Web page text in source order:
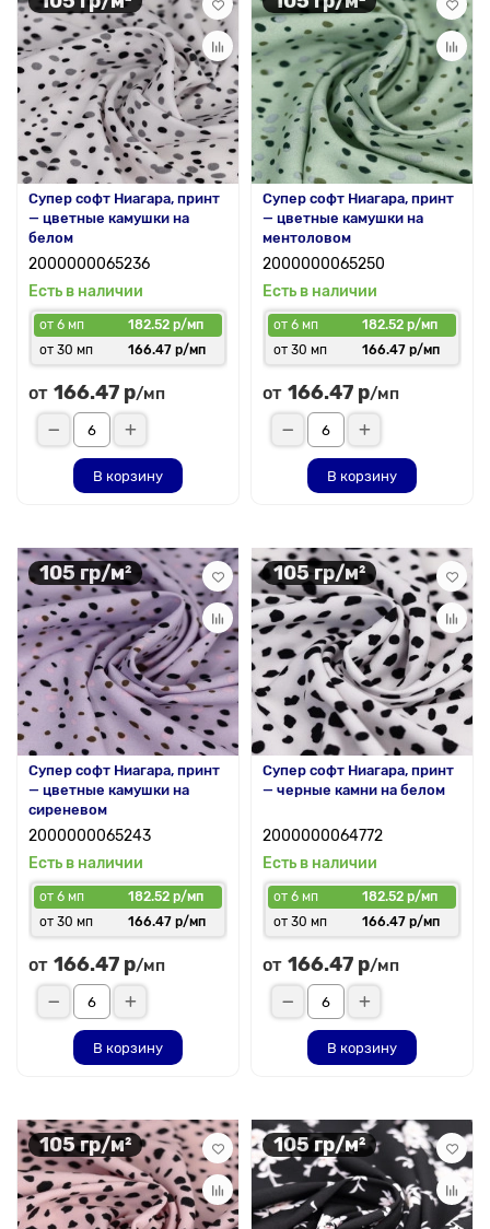
Супер софт Ниагара, принт
— цветные камушки на
белом
2000000065236
Есть в наличии
от 6 мп
182.52 р/мп
от 30 мп
166.47 р/мп
от 166.47 р/мп
В корзину
Супер софт Ниагара, принт
— цветные камушки на
ментоловом
2000000065250
Есть в наличии
от 6 мп
182.52 р/мп
от 30 мп
166.47 р/мп
от 166.47 р/мп
В корзину
105 гр/м²
Супер софт Ниагара, принт
— цветные камушки на
сиреневом
2000000065243
Есть в наличии
от 6 мп
182.52 р/мп
от 30 мп
166.47 р/мп
от 166.47 р/мп
В корзину
105 гр/м²
Супер софт Ниагара, принт
— черные камни на белом
2000000064772
Есть в наличии
от 6 мп
182.52 р/мп
от 30 мп
166.47 р/мп
от 166.47 р/мп
В корзину
105 гр/м² 105 гр/м²